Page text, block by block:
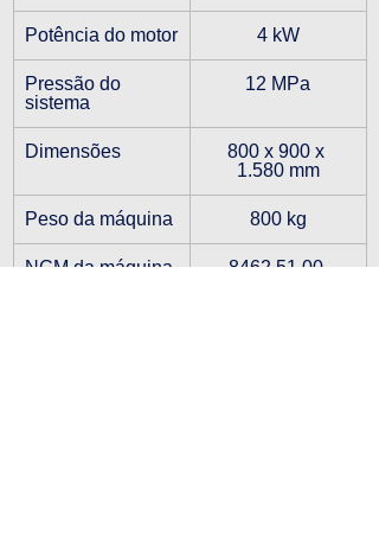
Potência do motor 4 kW
Pressão do
sistema
12 MPa
Dimensões
800 x 900 x
1.580 mm
Peso da máquina 800 kg
NCM da máquina 8462.51.00